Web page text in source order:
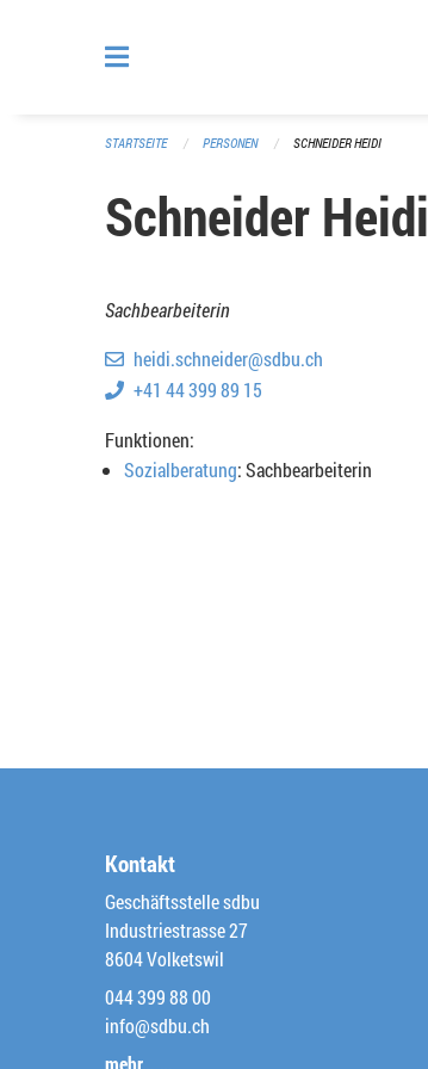
STARTSEITE PERSONEN SCHNEIDER HEIDI
Schneider Heidi
Sachbearbeiterin
heidi.schneider@sdbu.ch
+41 44 399 89 15
Funktionen:
Sozialberatung: Sachbearbeiterin
Kontakt
Geschäftsstelle sdbu
Industriestrasse 27
8604 Volketswil
044 399 88 00
info@sdbu.ch
mehr… …